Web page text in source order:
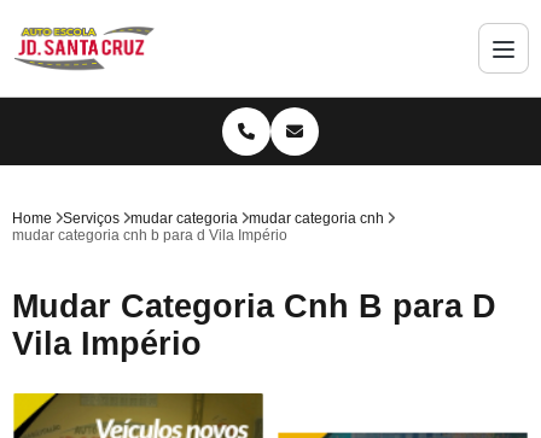
Home Serviços mudar categoria
mudar categoria cnh
mudar categoria cnh b para d Vila Império
Mudar Categoria Cnh B para D
Vila Império